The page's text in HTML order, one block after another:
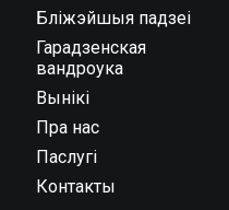
Бліжэйшыя падзеі
Гарадзенская
вандроука
Вынікі
Пра нас
Паслугі
Контакты